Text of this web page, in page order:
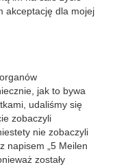
akceptację dla mojej
jak to bywa
udaliśmy się
zobaczyli
nie zobaczyli
z napisem „5 Meilen
zostały